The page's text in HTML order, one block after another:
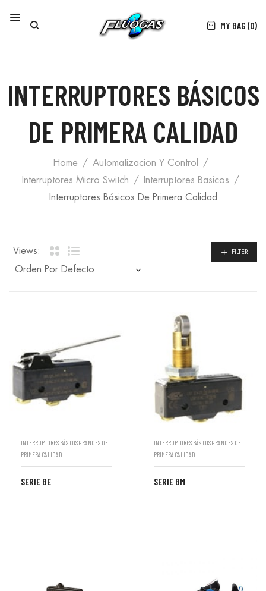
MY BAG (0)
INTERRUPTORES BÁSICOS
DE PRIMERA CALIDAD
Home
Automatizacion Y Control
Interruptores Micro Switch
Interruptores Basicos
Interruptores Básicos De Primera Calidad
Views: FILTER
INTERRUPTORES BÁSICOS GRANDES DE
PRIMERA CALIDAD
SERIE BE
INTERRUPTORES BÁSICOS GRANDES DE
PRIMERA CALIDAD
SERIE BM